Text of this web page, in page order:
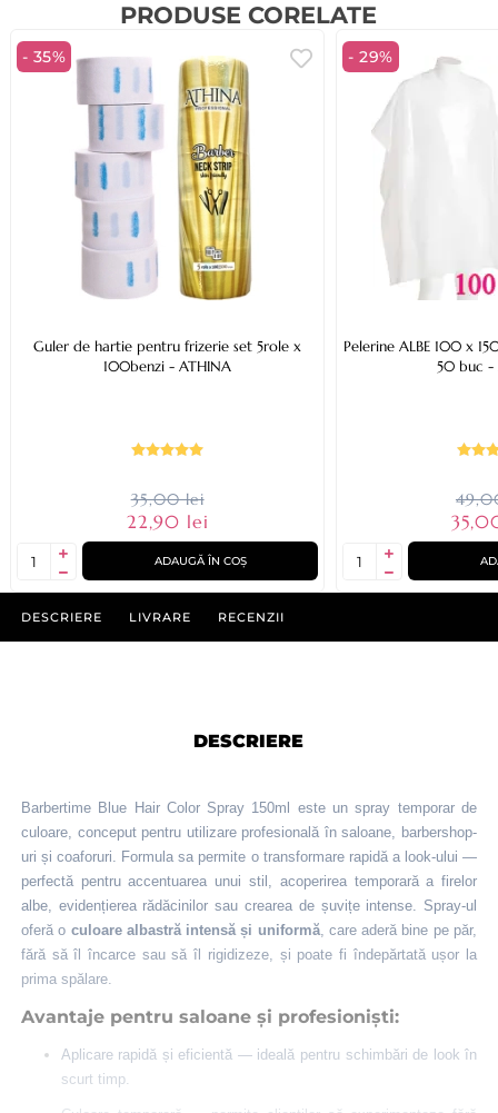
PRODUSE CORELATE
- 35%
Guler de hartie pentru frizerie set 5role x
100benzi - ATHINA
35,00 lei
22,90 lei
ADAUGĂ ÎN COȘ
- 29%
Pelerine ALBE 100 x
50 buc -
DESCRIERE LIVRARE RECENZII
DESCRIERE
Barbertime Blue Hair Color Spray 150ml este un spray temporar de
culoare, conceput pentru utilizare profesională în saloane, barbershop-
uri și coaforuri. Formula sa permite o transformare rapidă a look‑ului —
perfectă pentru accentuarea unui stil, acoperirea temporară a firelor
albe, evidențierea rădăcinilor sau crearea de șuvițe intense. Spray‑ul
oferă o culoare albastră intensă și uniformă, care aderă bine pe păr,
fără să îl încarce sau să îl rigidizeze, și poate fi îndepărtată ușor la
prima spălare.
Avantaje pentru saloane și profesioniști:
Aplicare rapidă și eficientă — ideală pentru schimbări de look în
scurt timp.